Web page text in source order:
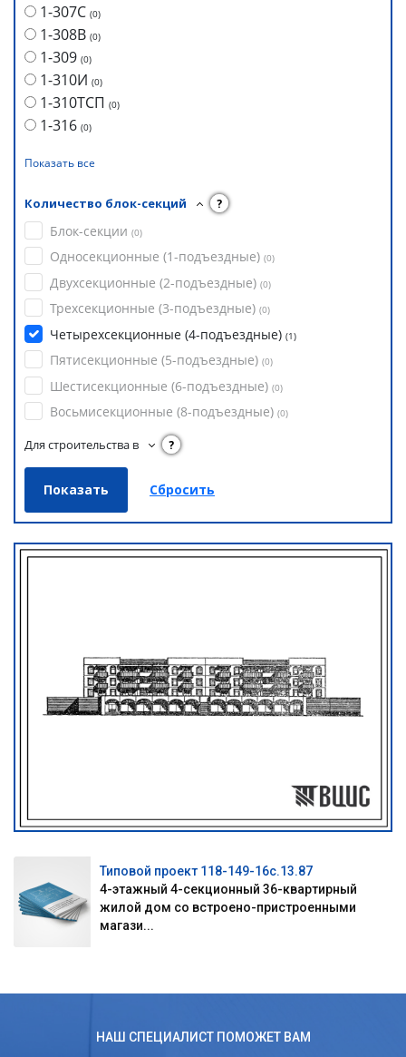
1-307С (0)
1-308В (0)
1-309 (0)
1-310И (0)
1-310ТСП (0)
1-316 (0)
Показать все
Количество блок-секций ?
Блок-секции (0)
Односекционные (1-подъездные) (0)
Двухсекционные (2-подъездные) (0)
Трехсекционные (3-подъездные) (0)
Четырехсекционные (4-подъездные) (1)
Пятисекционные (5-подъездные) (0)
Шестисекционные (6-подъездные) (0)
Восьмисекционные (8-подъездные) (0)
Для строительства в ?
Типовой проект 118-149-16с.13.87
4-этажный 4-секционный 36-квартирный
жилой дом со встроено-пристроенными
магази...
НАШ СПЕЦИАЛИСТ ПОМОЖЕТ ВАМ